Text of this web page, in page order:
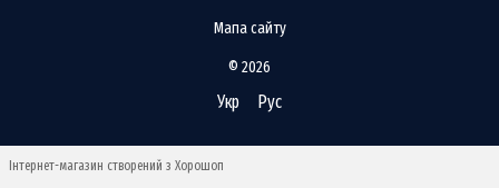
Мапа сайту
© 2026
Укр Рус
Інтернет-магазин створений з Хорошоп